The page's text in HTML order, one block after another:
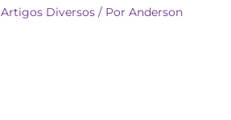
Artigos Diversos/ Por Anderson